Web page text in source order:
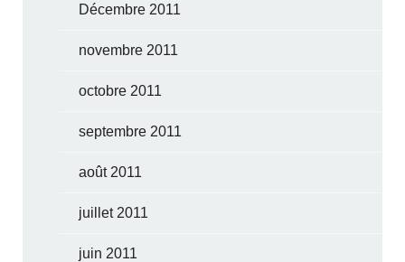
Décembre 2011
novembre 2011
octobre 2011
septembre 2011
août 2011
juillet 2011
juin 2011